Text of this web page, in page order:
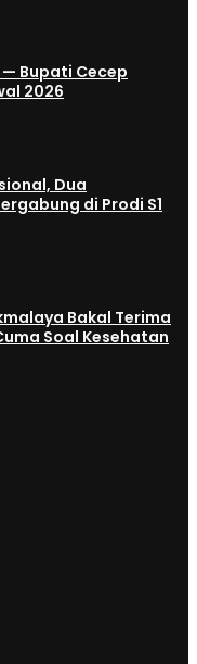
Bupati Cecep
2026
Dua
di Prodi S1
Bakal Terima
Soal Kesehatan